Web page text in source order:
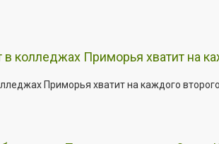
колледжах Приморья хватит на
Приморья хватит на каждого